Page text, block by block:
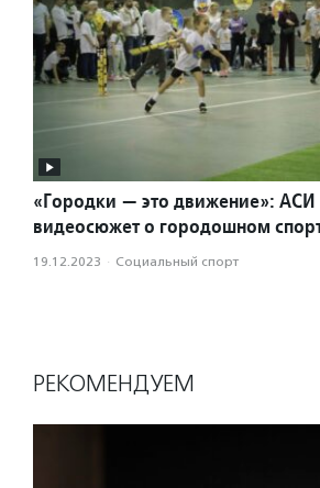
«Городки — это движение»: АСИ
видеосюжет о городошном
19.12.2023 · Социальный спорт
РЕКОМЕНДУЕМ